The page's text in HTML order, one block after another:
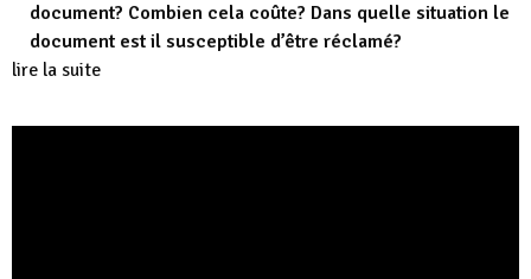
document? Combien cela coûte? Dans quelle situation le
document est il susceptible d’être réclamé?
lire la suite